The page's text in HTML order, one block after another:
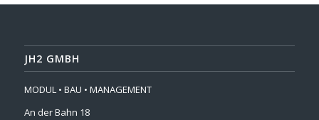
JH2 GMBH
MODUL • BAU • MANAGEMENT
An der Bahn 18